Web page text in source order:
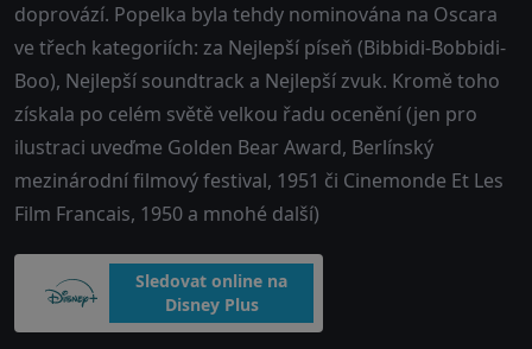
doprovází. Popelka byla tehdy nominována na Oscara
ve třech kategoriích: za Nejlepší píseň (Bibbidi-Bobbidi-
Boo), Nejlepší soundtrack a Nejlepší zvuk. Kromě toho
získala po celém světě velkou řadu ocenění (jen pro
ilustraci uveďme Golden Bear Award, Berlínský
mezinárodní filmový festival, 1951 či Cinemonde Et Les
Film Francais, 1950 a mnohé další)
Sledovat online na
Disney Plus